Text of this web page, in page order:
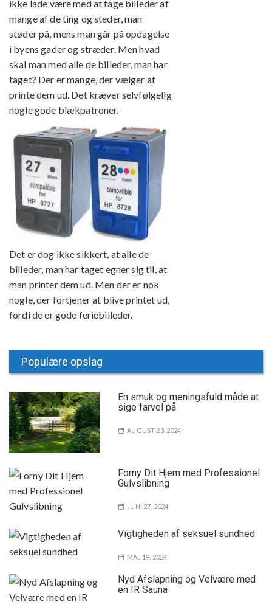
ikke lade være med at tage billeder af
mange af de ting og steder, man
støder på, mens man går på opdagelse
i byens gader og stræder. Men hvad
skal man med alle de billeder, man har
taget? Der er mange, der vælger at
printe dem ud. Det kræver selvfølgelig
nogle gode blækpatroner.
Det er dog ikke sikkert, at alle de
billeder, man har taget egner sig til, at
man printer dem ud. Men der er nok
nogle, der fortjener at blive printet ud,
fordi de er gode feriebilleder.
Populære opslag
En smuk og meningsfuld måde at
sige farvel på
AUGUST 23, 2024
Forny Dit Hjem med Professionel
Gulvslibning
JUNI 27, 2024
Vigtigheden af seksuel sundhed
MAJ 19, 2024
Nyd Afslapning og Velvære med
en IR Sauna